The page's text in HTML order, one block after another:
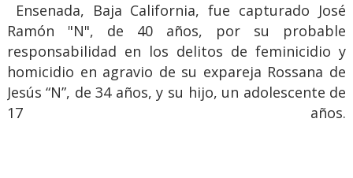
Ensenada, Baja California, fue capturado José
Ramón "N", de 40 años, por su probable
responsabilidad en los delitos de feminicidio y
homicidio en agravio de su expareja Rossana de
Jesús “N”, de 34 años, y su hijo, un adolescente de
17 años.